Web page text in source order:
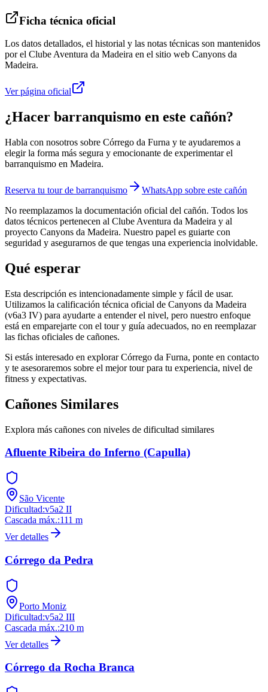
Ficha técnica oficial
Los datos detallados, el historial y las notas técnicas son mantenidos
por el Clube Aventura da Madeira en el sitio web Canyons da
Madeira.
Ver página oficial
¿Hacer barranquismo en este cañón?
Habla con nosotros sobre Córrego da Furna y te ayudaremos a
elegir la forma más segura y emocionante de experimentar el
barranquismo en Madeira.
Reserva tu tour de barranquismo
WhatsApp sobre este cañón
No reemplazamos la documentación oficial del cañón. Todos los
datos técnicos pertenecen al Clube Aventura da Madeira y al
proyecto Canyons da Madeira. Nuestro papel es guiarte con
seguridad y asegurarnos de que tengas una experiencia inolvidable.
Qué esperar
Esta descripción es intencionadamente simple y fácil de usar.
Utilizamos la calificación técnica oficial de Canyons da Madeira
(v6a3 IV) para ayudarte a entender el nivel, pero nuestro enfoque
está en emparejarte con el tour y guía adecuados, no en reemplazar
las fichas oficiales de cañones.
Si estás interesado en explorar Córrego da Furna, ponte en contacto
y te asesoraremos sobre el mejor tour para tu experiencia, nivel de
fitness y expectativas.
Cañones Similares
Explora más cañones con niveles de dificultad similares
Afluente Ribeira do Inferno (Capulla)
São Vicente
Dificultad:v5a2 II
Cascada máx.:111 m
Ver detalles
Córrego da Pedra
Porto Moniz
Dificultad:v5a2 III
Cascada máx.:210 m
Ver detalles
Córrego da Rocha Branca